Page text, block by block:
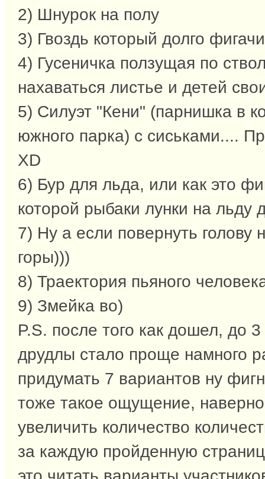
2) Шнурок на полу
3) Гвоздь который долго
4) Гусеничка ползущая по
нахаваться листье и детей
5) Силуэт "Кени" (парнишка в
южного парка) с сиськами....
XD
6) Бур для льда, или как это
которой рыбаки лунки на льду
7) Ну а если повернуть голову
горы)))
8) Траектория пьяного
9) Змейка во)
P.S. после того как дошел, до
друдлы стало проще намного
придумать 7 вариантов ну
тоже такое ощущение,
увеличить количество
за каждую пройденную